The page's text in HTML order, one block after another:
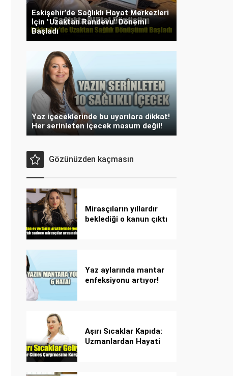
Eskişehir’de Sağlıklı Hayat Merkezleri
İçin "Uzaktan Randevu" Dönemi
Başladı
Yaz içeceklerinde bu uyarılara dikkat!
Her serinleten içecek masum değil!
Gözünüzden kaçmasın
Mirasçıların yıllardır
beklediği o kanun çıktı
Yaz aylarında mantar
enfeksiyonu artıyor!
Aşırı Sıcaklar Kapıda:
Uzmanlardan Hayati